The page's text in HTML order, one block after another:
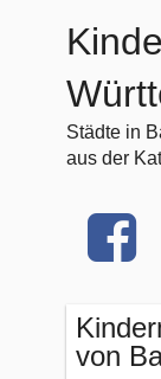
Städte in
aus der
von